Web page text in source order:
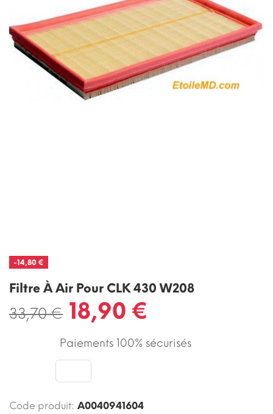
-14,80 €
Filtre À Air Pour CLK 430 W208
33,70 € 18,90 €
Paiements 100% sécurisés
Code produit: A0040941604